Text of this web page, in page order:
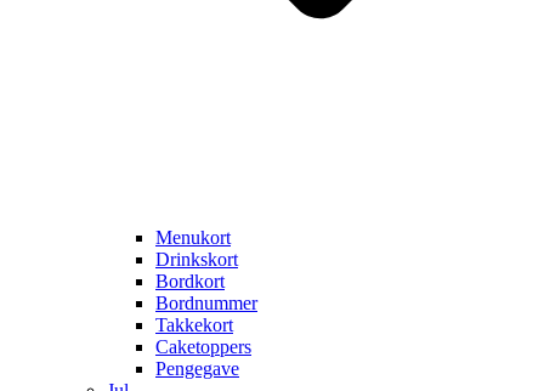
Menukort
Drinkskort
Bordkort
Bordnummer
Takkekort
Caketoppers
Pengegave